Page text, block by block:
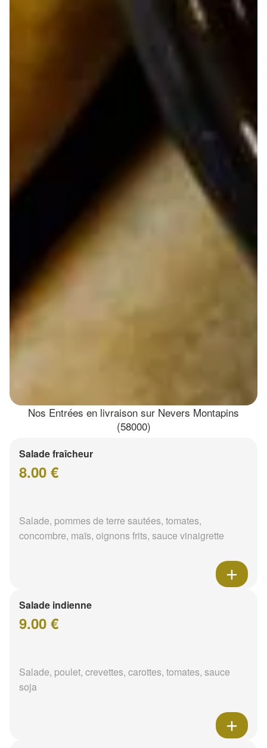
Nos Entrées en livraison sur Nevers Montapins
(58000)
Salade fraîcheur
8.00 €
Salade, pommes de terre sautées, tomates,
concombre, maïs, oignons frits, sauce vinaigrette
Salade indienne
9.00 €
Salade, poulet, crevettes, carottes, tomates, sauce
soja